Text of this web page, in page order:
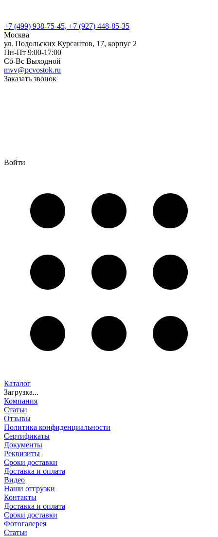
+7 (499) 938-75-45, +7 (927) 448-85-35
Москва
ул. Подольских Курсантов, 17, корпус 2
Пн-Пт 9:00-17:00
Сб-Вс Выходной
mvv@pcvostok.ru
Заказать звонок
Войти
Каталог
Загрузка...
Компания
Статьи
Отзывы
Политика конфиденциальности
Сертификаты
Документы
Реквизиты
Сроки доставки
Доставка и оплата
Видео
Наши отгрузки
Контакты
Доставка и оплата
Сроки доставки
Фотогалерея
Статьи